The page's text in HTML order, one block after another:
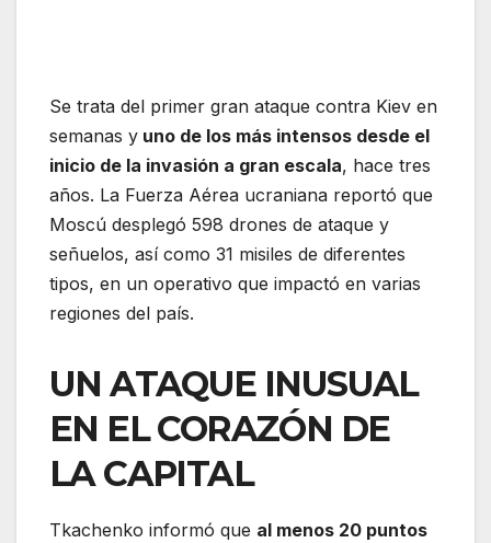
Se trata del primer gran ataque contra Kiev en
semanas y uno de los más intensos desde el
inicio de la invasión a gran escala, hace tres
años. La Fuerza Aérea ucraniana reportó que
Moscú desplegó 598 drones de ataque y
señuelos, así como 31 misiles de diferentes
tipos, en un operativo que impactó en varias
regiones del país.
UN ATAQUE INUSUAL
EN EL CORAZÓN DE
LA CAPITAL
Tkachenko informó que al menos 20 puntos